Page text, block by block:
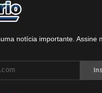
notícia importante. Assine